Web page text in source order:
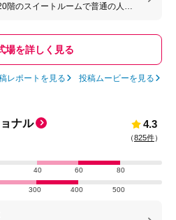
階のスイートルームで普通の人は
だけ追加で用意していただけたの
場を詳しく見る
レポートを見る 投稿ムービーを見る
ナル 4.3
（825件）
40 60 80
300 400 500